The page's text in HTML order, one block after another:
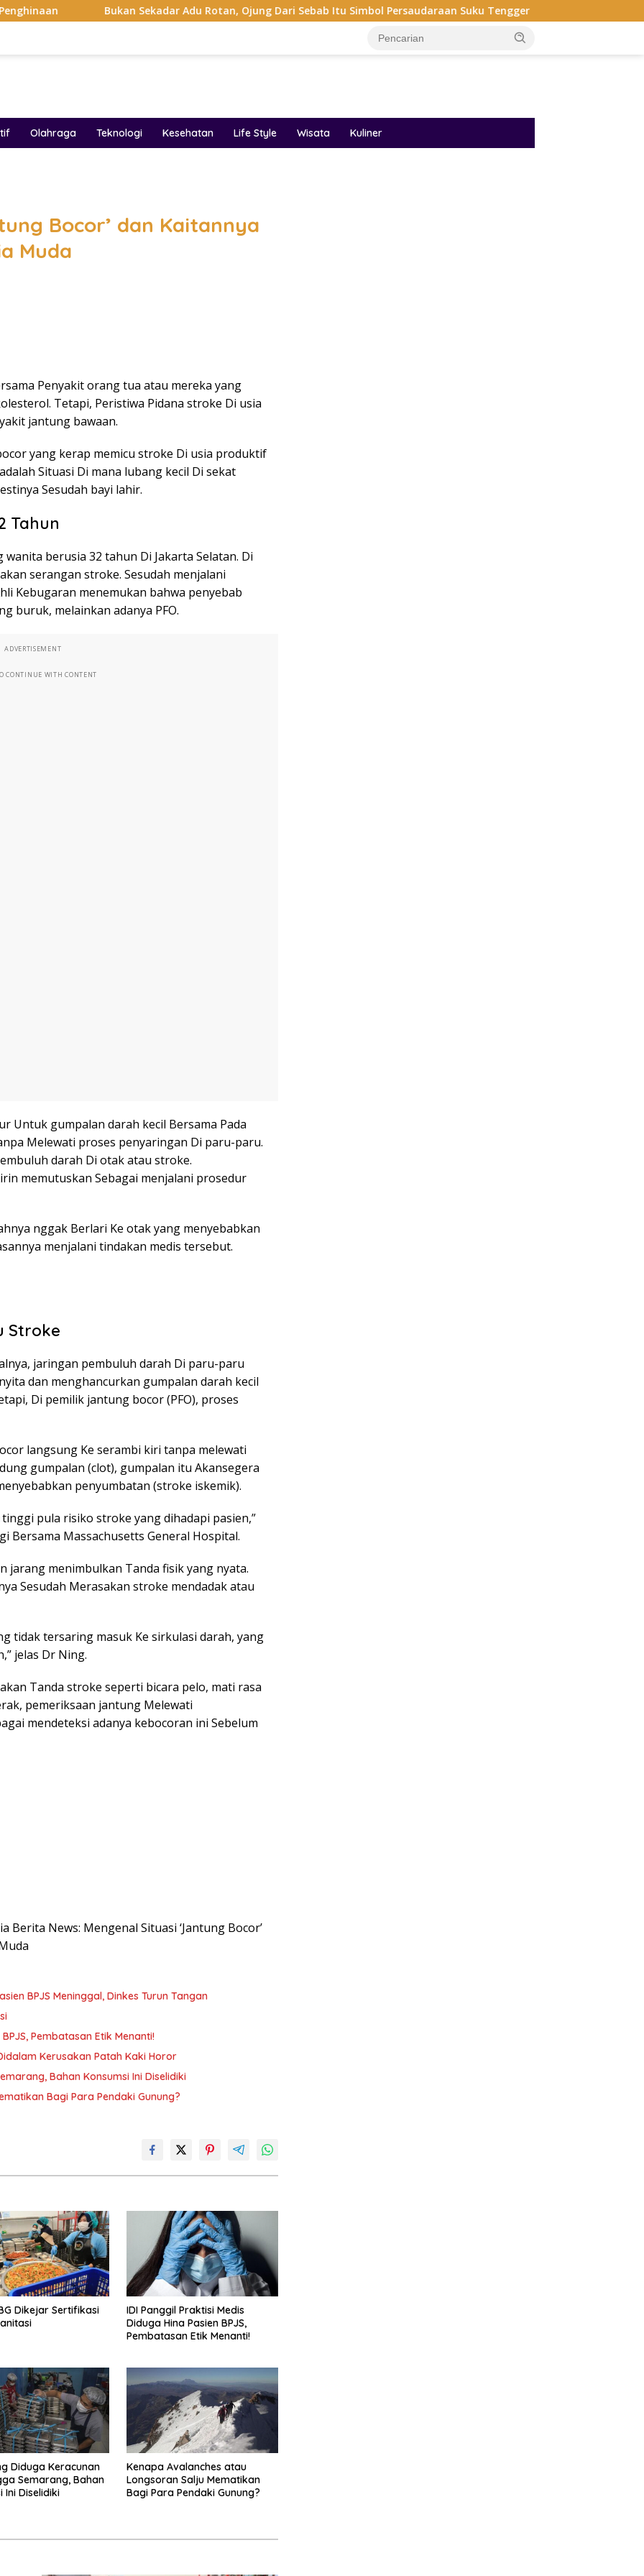
Bukan Sekadar Adu Rotan, Ojung Dari Sebab Itu Simbol Persaudaraan Suku Tengger
Olahraga Teknologi Kesehatan Life Style Wisata Kuliner
Bocor’ dan Kaitannya
Muda
Penyakit orang tua atau mereka yang
Tetapi, Peristiwa Pidana stroke Di usia
jantung bawaan.
yang kerap memicu stroke Di usia produktif
Situasi Di mana lubang kecil Di sekat
Sesudah bayi lahir.
Tahun
berusia 32 tahun Di Jakarta Selatan. Di
serangan stroke. Sesudah menjalani
Kebugaran menemukan bahwa penyebab
buruk, melainkan adanya PFO.
ADVERTISEMENT
CONTINUE WITH CONTENT
Untuk gumpalan darah kecil Bersama Pada
Melewati proses penyaringan Di paru-paru.
darah Di otak atau stroke.
memutuskan Sebagai menjalani prosedur
nggak Berlari Ke otak yang menyebabkan
menjalani tindakan medis tersebut.
Stroke
jaringan pembuluh darah Di paru-paru
dan menghancurkan gumpalan darah kecil
Di pemilik jantung bocor (PFO), proses
langsung Ke serambi kiri tanpa melewati
gumpalan (clot), gumpalan itu Akansegera
penyumbatan (stroke iskemik).
pula risiko stroke yang dihadapi pasien,”
Massachusetts General Hospital.
jarang menimbulkan Tanda fisik yang nyata.
Sesudah Merasakan stroke mendadak atau
tidak tersaring masuk Ke sirkulasi darah, yang
jelas Dr Ning.
Tanda stroke seperti bicara pelo, mati rasa
pemeriksaan jantung Melewati
mendeteksi adanya kebocoran ini Sebelum
Berita News: Mengenal Situasi ‘Jantung Bocor’
BPJS Meninggal, Dinkes Turun Tangan
Pembatasan Etik Menanti!
Kerusakan Patah Kaki Horor
Bahan Konsumsi Ini Diselidiki
Bagi Para Pendaki Gunung?
Dikejar Sertifikasi
IDI Panggil Praktisi Medis
Diduga Hina Pasien BPJS,
Pembatasan Etik Menanti!
Diduga Keracunan
Semarang, Bahan
Ini Diselidiki
Kenapa Avalanches atau
Longsoran Salju Mematikan
Bagi Para Pendaki Gunung?